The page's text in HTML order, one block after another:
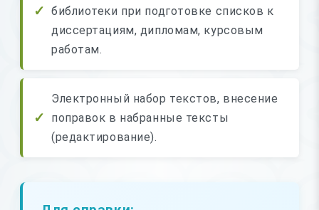
библиотеки при подготовке списков к
диссертациям, дипломам, курсовым
работам.
Электронный набор текстов, внесение
поправок в набранные тексты
(редактирование).